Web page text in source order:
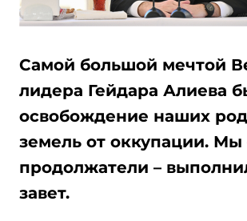
Самой большой мечтой
лидера Гейдара Алиева
освобождение наших
земель от оккупации. Мы
продолжатели –
завет.